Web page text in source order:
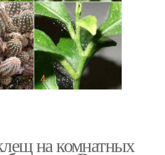
на комнатных